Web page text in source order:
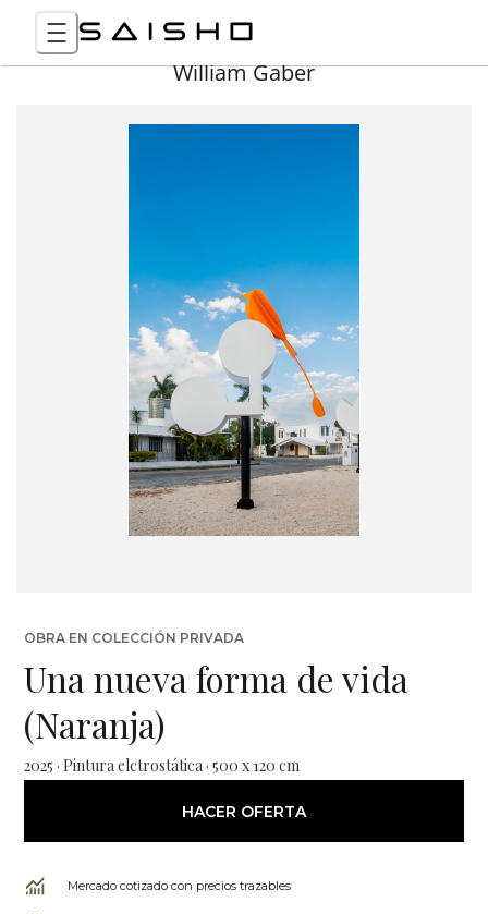
William Gaber
OBRA EN COLECCIÓN PRIVADA
Una nueva forma de vida
(Naranja)
2025 · Pintura elctrostática · 500 x 120 cm
HACER OFERTA
Mercado cotizado con precios trazables